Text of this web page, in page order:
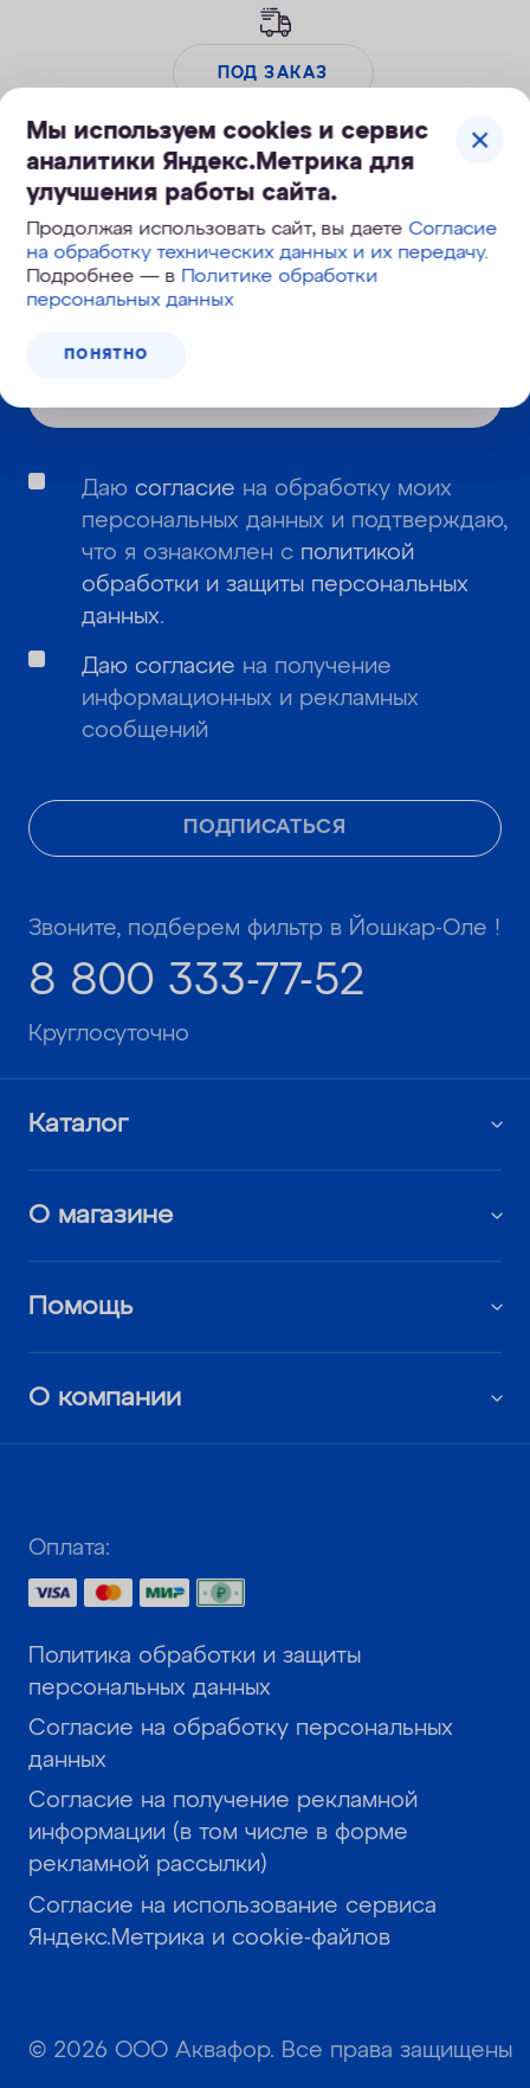
ПОД ЗАКАЗ
Мы используем cookies и сервис
аналитики Яндекс.Метрика для
улучшения работы сайта.
Продолжая использовать сайт, вы даетеСогласие
на обработку технических данных и их передачу.
Подробнее — в Политике обработки
персональных данных
ПОНЯТНО
Корзина № 952-949
ПОДПИСАТЬСЯ
Даю согласие на обработку моих
персональных данных и подтверждаю,
что я ознакомлен с политикой
обработки и защиты персональных
данных.
Даю согласие на получение
информационных и рекламных
сообщений
Звоните, подберем фильтр в Йошкар-Оле !
8 800 333-77-52
Круглосуточно
Каталог
О магазине
Помощь
О компании
© 2026 ООО Аквафор. Все права защищены
Оплата:
Политика обработки и защиты
персональных данных
Согласие на обработку персональных
данных
Согласие на получение рекламной
информации (в том числе в форме
рекламной рассылки)
Согласие на использование сервиса
Яндекс.Метрика и cookie-файлов